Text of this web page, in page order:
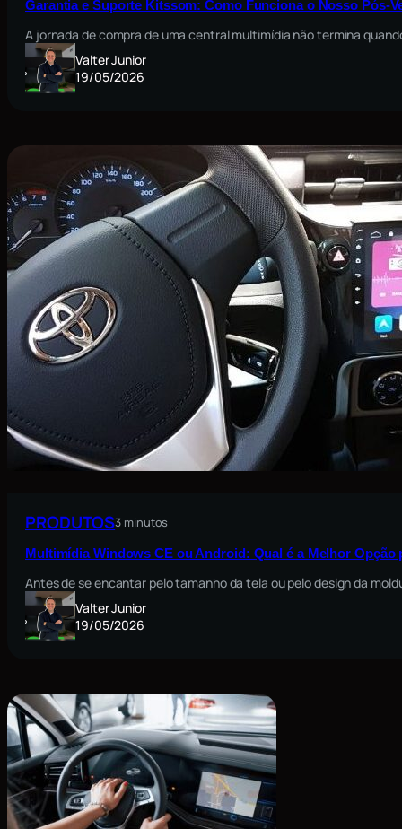
Garantia e Suporte Kitssom: Como Funciona o Nosso Pós-
A jornada de compra de uma central multimídia não termina
Valter Junior
19/05/2026
PRODUTOS3 minutos
Multimídia Windows CE ou Android: Qual é a Melhor Opção
Antes de se encantar pelo tamanho da tela ou pelo design da
Valter Junior
19/05/2026